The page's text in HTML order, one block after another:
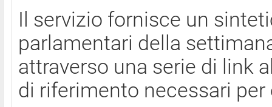
Il servizio fornisce un
parlamentari della
attraverso una serie di link
di riferimento necessari